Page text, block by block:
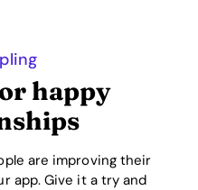
happy
are improving their
app. Give it a try and